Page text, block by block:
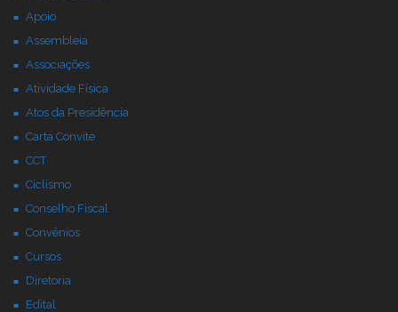
Apoio
Assembleia
Associações
Atividade Física
Atos da Presidência
Carta Convite
CCT
Ciclismo
Conselho Fiscal
Convênios
Cursos
Diretoria
Edital